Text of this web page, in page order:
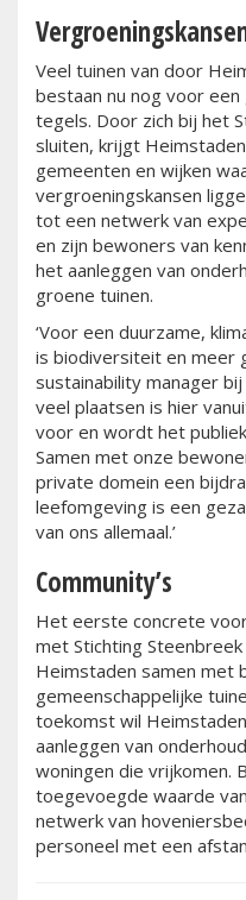
Veel tuinen van door
bestaan nu nog voor
tegels. Door zich bij het
sluiten, krijgt
gemeenten en wijken
vergroeningskansen
tot een netwerk van
en zijn bewoners van
het aanleggen van
groene tuinen.
‘Voor een duurzame,
is biodiversiteit en meer
sustainability manager
veel plaatsen is hier
voor en wordt het
Samen met onze
private domein een
leefomgeving is een
van ons allemaal.’
Community’s
Het eerste concrete
met Stichting
Heimstaden samen met
gemeenschappelijke
toekomst wil
aanleggen van
woningen die vrijkomen.
toegevoegde waarde
netwerk van
personeel met een